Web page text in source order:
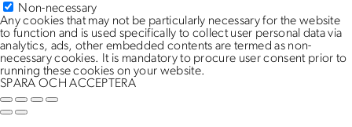
Non-necessary
Any cookies that may not be particularly necessary for the website
to function and is used specifically to collect user personal data via
analytics, ads, other embedded contents are termed as non-
necessary cookies. It is mandatory to procure user consent prior to
running these cookies on your website.
SPARA OCH ACCEPTERA